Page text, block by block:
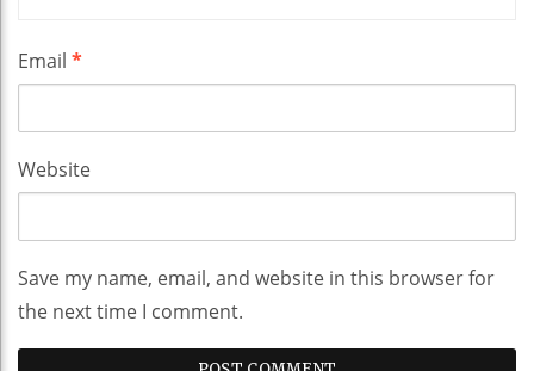
Email *
Website
Save my name, email, and website in this browser for
the next time I comment.